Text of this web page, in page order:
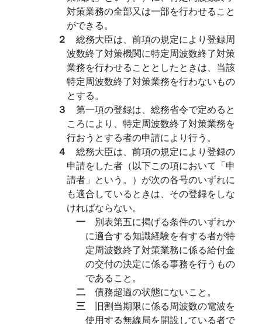
対策業務の全部又は一部を行わせること
ができる。
２ 総務大臣は、前項の規定により登録周
波数終了対策機関に特定周波数終了対策
業務を行わせることとしたときは、当該
特定周波数終了対策業務を行わないもの
とする。
３ 第一項の登録は、総務省令で定めると
ころにより、特定周波数終了対策業務を
行おうとする者の申請により行う。
４ 総務大臣は、前項の規定により登録の
申請をした者（以下この項において「申
請者」という。）が次の各号のいずれに
も適合しているときは、その登録をしな
ければならない。
一 別表第五に掲げる条件のいずれか
に適合する知識経験を有する者が特
定周波数終了対策業務に係る給付金
の交付の決定に係る事務を行うもの
であること。
二 債務超過の状態にないこと。
三 旧割当期限に係る周波数の電波を
使用する無線局を開設している者で